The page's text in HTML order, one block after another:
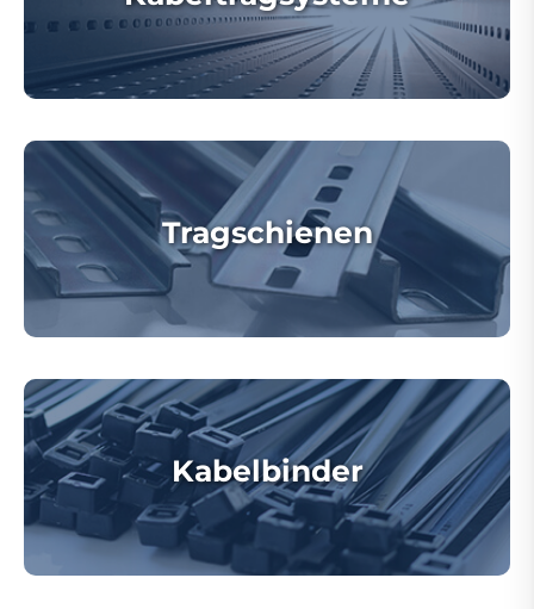
Tragschienen
Kabelbinder